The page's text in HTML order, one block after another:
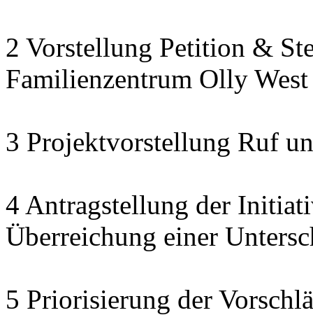
2 Vorstellung Petition &
Familienzentrum Olly West
3 Projektvorstellung Ruf
4 Antragstellung der
Überreichung einer
5 Priorisierung der